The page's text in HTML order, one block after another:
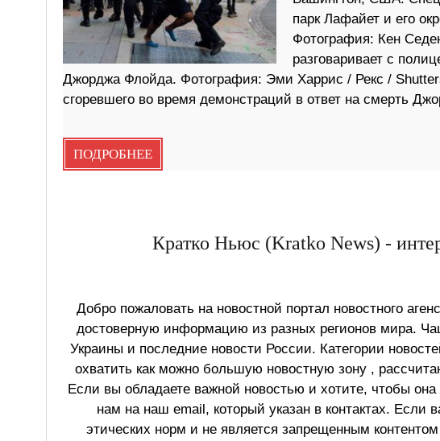
парк Лафайет и его
Фотография: Кен
разговаривает с
Джорджа Флойда. Фотография: Эми Харрис / Рекс /
сгоревшего во время демонстраций в ответ на смерть
ПОДРОБНЕЕ
Кратко Ньюс (Kratko News) -
Добро пожаловать на новостной портал новостного
достоверную информацию из разных регионов мира.
Украины и последние новости России. Категории
охватить как можно большую новостную зону ,
Если вы обладаете важной новостью и хотите, чтобы
нам на наш email, который указан в контактах. Если
этических норм и не является запрещенным